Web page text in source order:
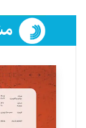
تحریریه